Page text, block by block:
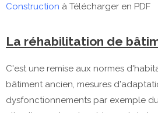
Construction à Télécharger en PDF
La réhabilitation de
C'est une remise aux normes
bâtiment ancien, mesures
dysfonctionnements par exemple